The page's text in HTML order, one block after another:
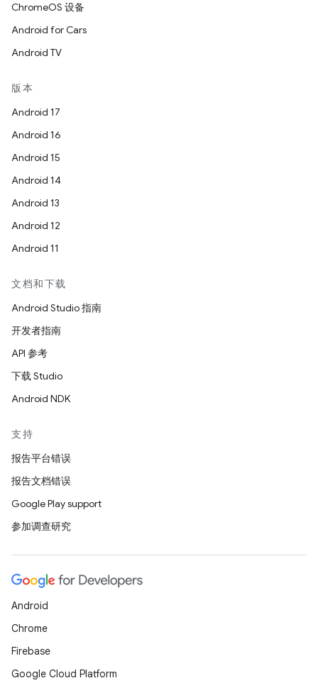
ChromeOS 设备
Android for Cars
Android TV
版本
Android 17
Android 16
Android 15
Android 14
Android 13
Android 12
Android 11
文档和下载
Android Studio 指南
开发者指南
API 参考
下载 Studio
Android NDK
支持
报告平台错误
报告文档错误
Google Play support
参加调查研究
Android
Chrome
Firebase
Google Cloud Platform